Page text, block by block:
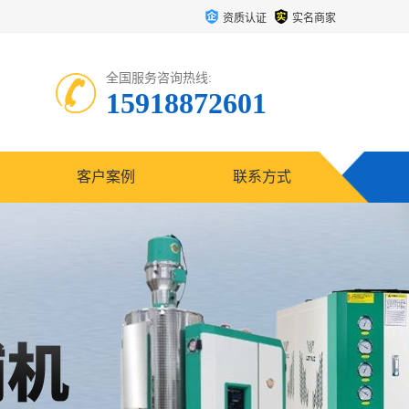
资质认证 实名商家
全国服务咨询热线:
15918872601
客户案例 联系方式